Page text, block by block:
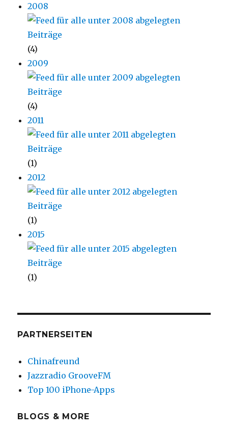
2008
(4)
2009
(4)
2011
(1)
2012
(1)
2015
(1)
PARTNERSEITEN
Chinafreund
Jazzradio GrooveFM
Top 100 iPhone-Apps
BLOGS & MORE